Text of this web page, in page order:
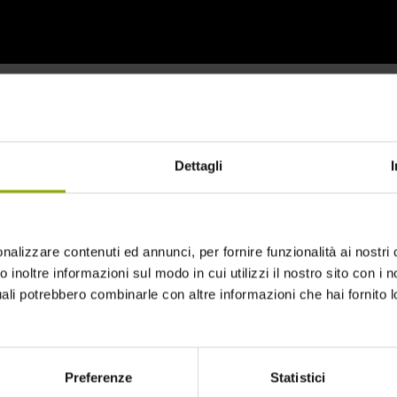
Dettagli
contenuti ed annunci, per fornire funzionalità ai nostri
inoltre informazioni sul modo in cui utilizzi il nostro sito con i
potrebbero combinarle con altre informazioni che hai fornito
Preferenze Statistici